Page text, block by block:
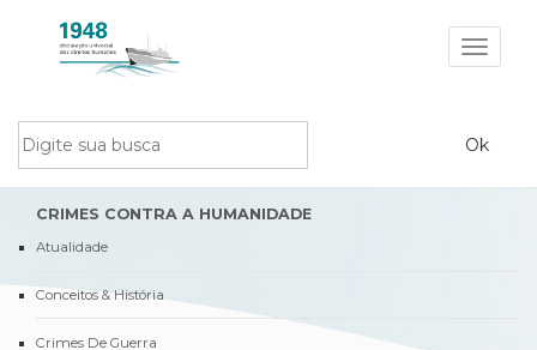
Toggle
CRIMES CONTRA A HUMANIDADE
Atualidade
Conceitos & História
Crimes De Guerra